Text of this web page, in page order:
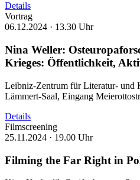
Details
Vortrag
06.12.2024 · 13.30 Uhr
Nina Weller:
Krieges: Öffentlichkeit,
Leibniz-Zentrum für Literatur- und
Lämmert-Saal, Eingang
Details
Filmscreening
25.11.2024 · 19.00 Uhr
Filming the Far Right in